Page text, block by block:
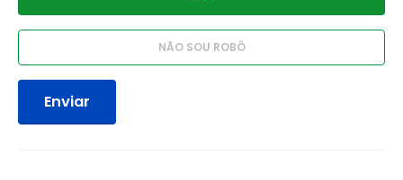
Enviar